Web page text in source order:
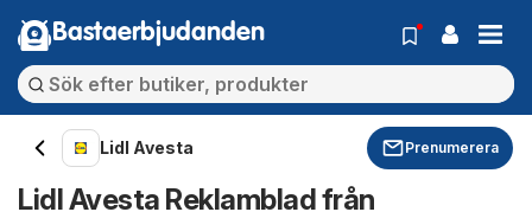
Bastaerbjudanden
Lidl Avesta Prenumerera
Lidl Avesta Reklamblad från